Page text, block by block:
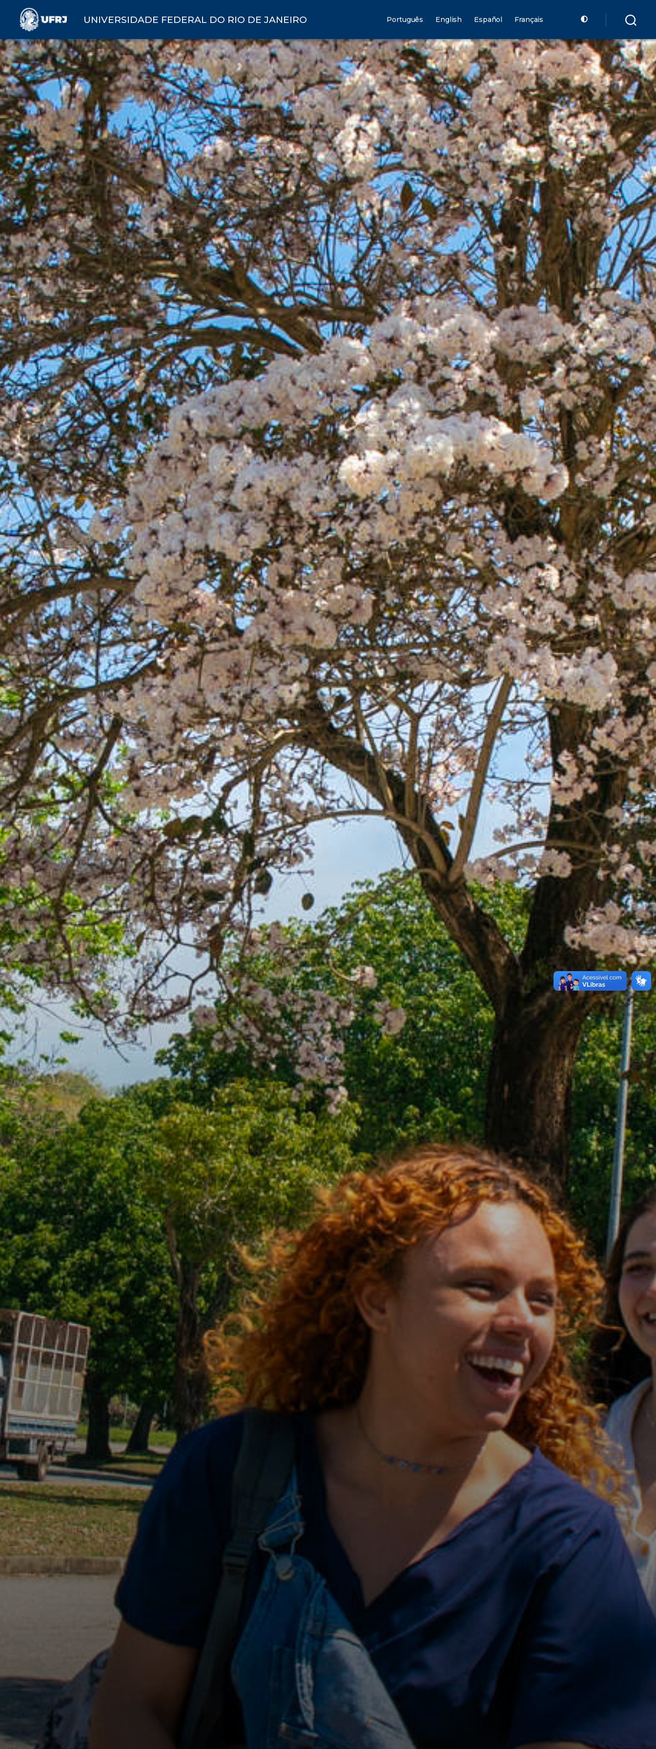
UNIVERSIDADE FEDERAL DO RIO DE JANEIRO Português English Español Français